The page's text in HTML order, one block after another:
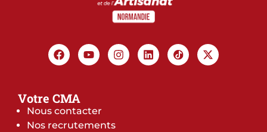
Votre CMA
Nous contacter
Nos recrutements